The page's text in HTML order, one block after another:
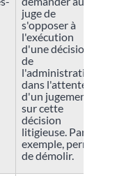
juge de
s'opposer à
l'exécution
d'une décision
de
l'administration,
dans l'attente
d'un jugement
sur cette
décision
litigieuse. Par
exemple, permis
de démolir.